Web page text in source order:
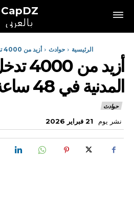
CapDZ
بالعربي
الرئيسية حوادث أزيد من 4000 تدخل للحماية المدنية في 48 ساعة
أزيد
المدنية في 48 ساعة
حوادث
نشر يوم 21 فبراير 2026